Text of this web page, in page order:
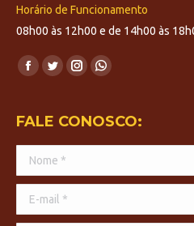
Horário de Funcionamento
08h00 às 12h00 e de 14h00 às
Encontre-nos em:
Facebook
opens
new
Twitter
opens
new
Instagram
opens
Whatsapp
opens
FALE CONOSCO:
Nome *
E-mail *